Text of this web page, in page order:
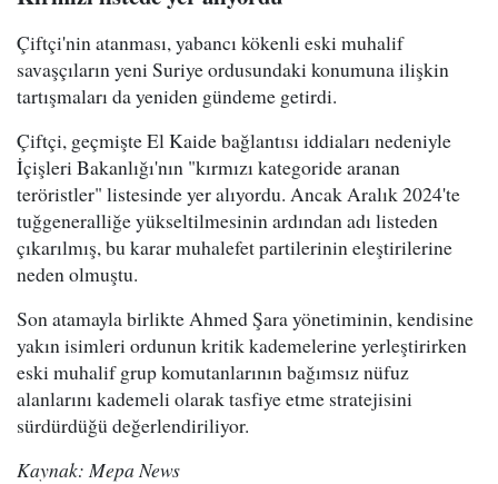
Çiftçi'nin atanması, yabancı kökenli eski muhalif
savaşçıların yeni Suriye ordusundaki konumuna ilişkin
tartışmaları da yeniden gündeme getirdi.
Çiftçi, geçmişte El Kaide bağlantısı iddiaları nedeniyle
İçişleri Bakanlığı'nın "kırmızı kategoride aranan
teröristler" listesinde yer alıyordu. Ancak Aralık 2024'te
tuğgeneralliğe yükseltilmesinin ardından adı listeden
çıkarılmış, bu karar muhalefet partilerinin eleştirilerine
neden olmuştu.
Son atamayla birlikte Ahmed Şara yönetiminin, kendisine
yakın isimleri ordunun kritik kademelerine yerleştirirken
eski muhalif grup komutanlarının bağımsız nüfuz
alanlarını kademeli olarak tasfiye etme stratejisini
sürdürdüğü değerlendiriliyor.
Kaynak: Mepa News